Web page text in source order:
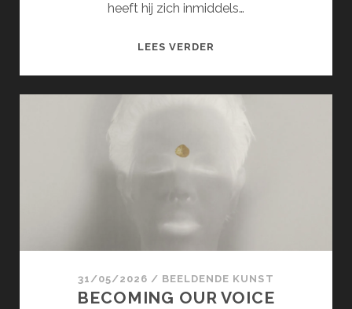
heeft hij zich inmiddels…
LEES VERDER
31/05/2026 / BEELDENDE KUNST
BECOMING OUR VOICE